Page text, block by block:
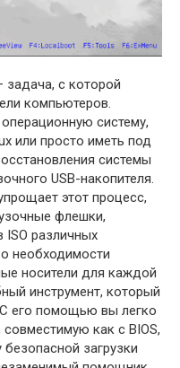
с которой
компьютеров.
систему,
или просто иметь под
системы
USB-накопителя.
этот процесс,
флешки,
различных
необходимости
носители для каждой
инструмент, который
его помощью вы легко
как с BIOS,
загрузки